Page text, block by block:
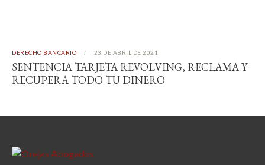
DERECHO BANCARIO 23 DE ABRIL DE 2021
SENTENCIA TARJETA REVOLVING, RECLAMA Y
RECUPERA TODO TU DINERO